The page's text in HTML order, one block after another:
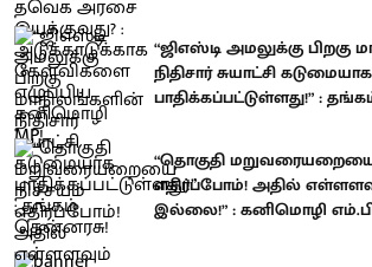
“ஜிஎஸ்டி அமலுக்கு பிறகு
நிதிசார் சுயாட்சி கடுமையாக
பாதிக்கப்பட்டுள்ளது!” :
“தொகுதி
எதிர்ப்போம்! அதில்
இல்லை!” : கனிமொழி